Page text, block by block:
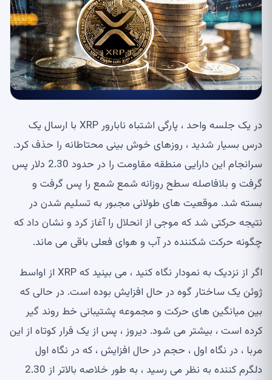
در یک جلسه واحد ، پارگی اشتباه نابارور XRP با ارسال یک
درس بسیار شدید ، روزهای خوش بینی محتاطانه را حذف کرد.
سرانجام این دارایی منطقه مقاومت را در حدود 2.30 دلار پس
گرفت و بلافاصله سطح روزانه شمع شمع را پس گرفت و
بسته شد. موقعیت های طولانی مجبور به تسلیم شدن در
نتیجه حرکتی شد که موجی از انحلال را آغاز کرد و نشان داد که
چگونه حرکت شکننده در آب و هوای فعلی باقی می ماند.
اگر از نزدیک به نمودار نگاه کنید ، می بینید که XRP از اواسط
ژوئن یک ساختار گوه در حال افزایش بوده است. در حالی که
بین میانگین های حرکت و مجموعه پشتیبانی خط روند گیر
کرده است ، بیشتر می شود. دیروز ، پس از یک فرار کوتاه از این
مربا ، در نگاه اول ، حجم در حال افزایش ، که در نگاه اول
دلگرم کننده به نظر می رسید ، به طور خلاصه بالاتر از 2.30